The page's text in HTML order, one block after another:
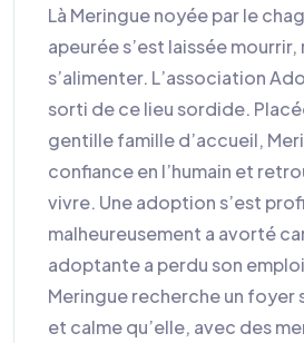
Là Meringue noyée par le
apeurée s’est laissée
s’alimenter. L’association
sorti de ce lieu sordide.
gentille famille d’accueil,
confiance en l’humain et
vivre. Une adoption s’est
malheureusement a avorté
adoptante a perdu son
Meringue recherche un foyer
et calme qu’elle, avec des